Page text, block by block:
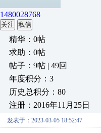
1480028768
关注 私信
精华：0帖
求助：0帖
帖子：9帖 | 49回
年度积分：3
历史总积分：80
注册：2016年11月25日
发表于：2023-03-05 18:52:47